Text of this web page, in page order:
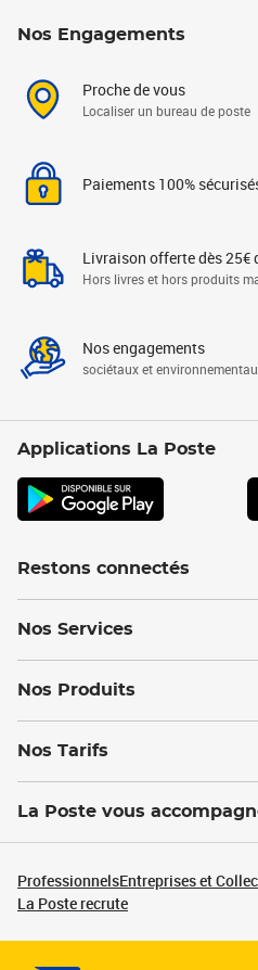
Nos Engagements
Proche de vous
Localiser un bureau de poste
Paiements 100%
Livraison offerte dès 25€
Hors livres et hors produits
Nos engagements
sociétaux et
Applications La Poste
Restons connectés
Nos Services
Nos Produits
Nos Tarifs
La Poste vous
ProfessionnelsEntreprises et
La Poste recrute